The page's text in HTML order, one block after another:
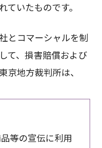
ていたものです。
とコマーシャルを制
て、損害賠償および
京地方裁判所は、
等の宣伝に利用